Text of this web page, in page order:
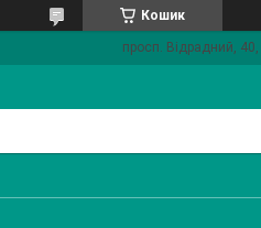
Кошик
просп. Відрадний, 40,